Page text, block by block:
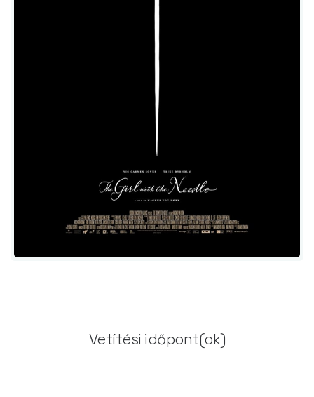
Vetítési időpont(ok)